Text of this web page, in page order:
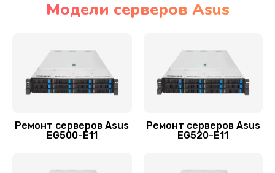
Заказать
Заказать
4500 руб.
Модели серверов Asus
Ремонт серверов Asus
EG500-E11
Ремонт серверов Asus
EG520-E11